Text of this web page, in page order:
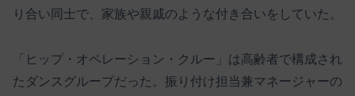
り合い同士で、家族や親戚のような付き合いをしていた。
「ヒップ・オペレーション・クルー」は高齢者で構成され
たダンスグループだった。振り付け担当兼マネージャーの